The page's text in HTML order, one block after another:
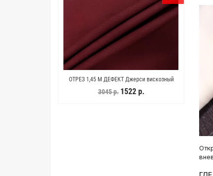
М ДЕФЕКТ Джерси вискозный
ОТРЕЗ 1 М Плательная вискоза розовая ISF
(17) 11052205-2
1290 р.